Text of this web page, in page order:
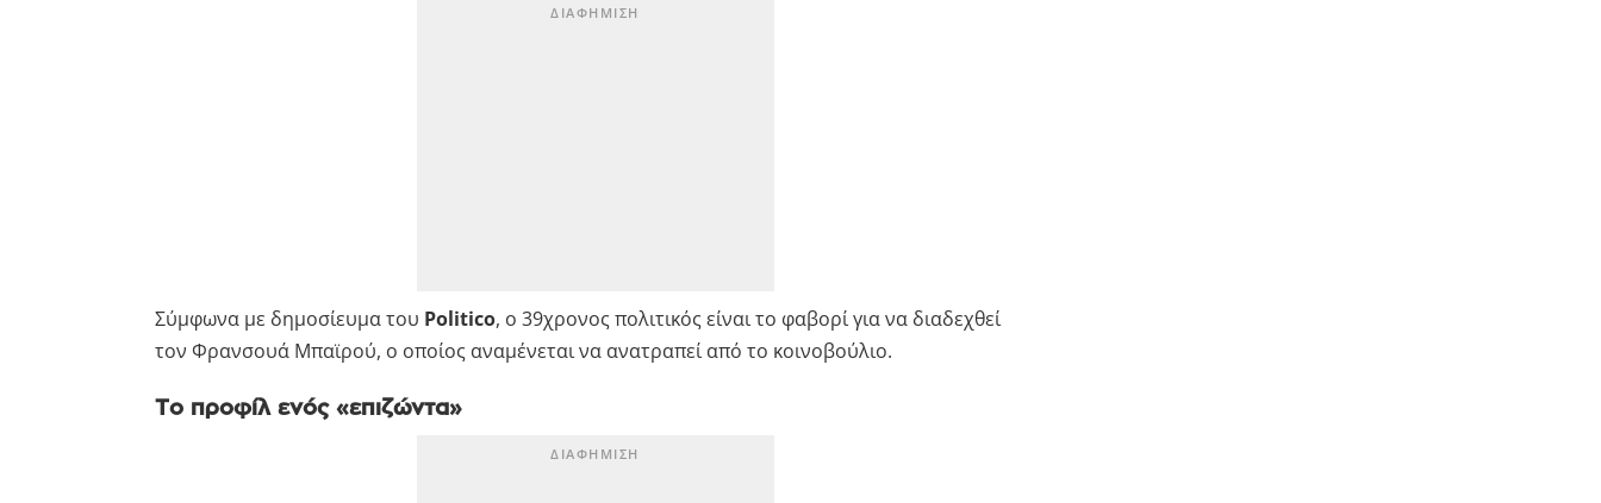
Σύμφωνα με δημοσίευμα του Politico, ο 39χρονος πολιτικός είναι το φαβορί για να διαδεχθεί
τον Φρανσουά Μπαϊρού, ο οποίος αναμένεται να ανατραπεί από το κοινοβούλιο.
Το προφίλ ενός «επιζώντα»